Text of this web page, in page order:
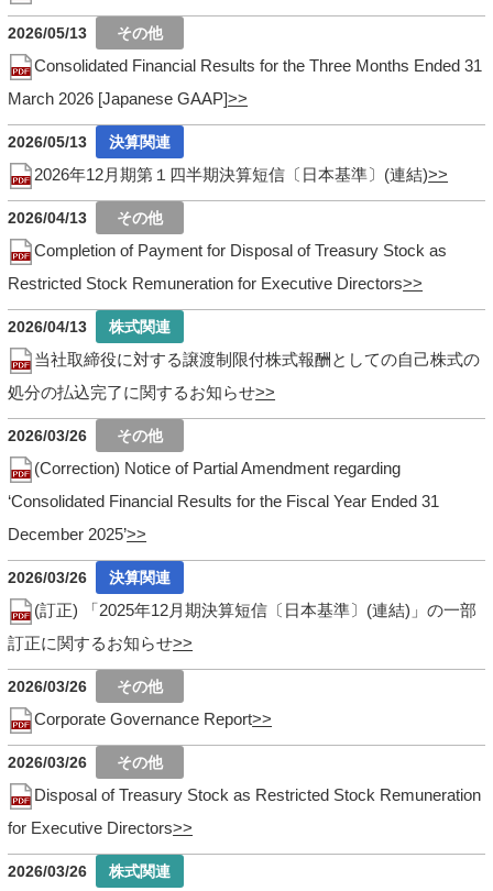
2026/05/13
Consolidated Financial Results for the Three Months Ended 31
March 2026 [Japanese GAAP]
2026/05/13
2026年12月期第１四半期決算短信〔日本基準〕(連結)
2026/04/13
Completion of Payment for Disposal of Treasury Stock as
Restricted Stock Remuneration for Executive Directors
2026/04/13
当社取締役に対する譲渡制限付株式報酬としての自己株式の
処分の払込完了に関するお知らせ
2026/03/26
(Correction) Notice of Partial Amendment regarding
‘Consolidated Financial Results for the Fiscal Year Ended 31
December 2025’
2026/03/26
(訂正) 「2025年12月期決算短信〔日本基準〕(連結)」の一部
訂正に関するお知らせ
2026/03/26
Corporate Governance Report
2026/03/26
Disposal of Treasury Stock as Restricted Stock Remuneration
for Executive Directors
2026/03/26